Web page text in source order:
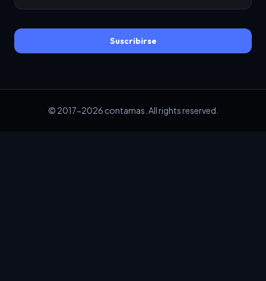
Suscribirse
© 2017-2026 contamas. All rights reserved.